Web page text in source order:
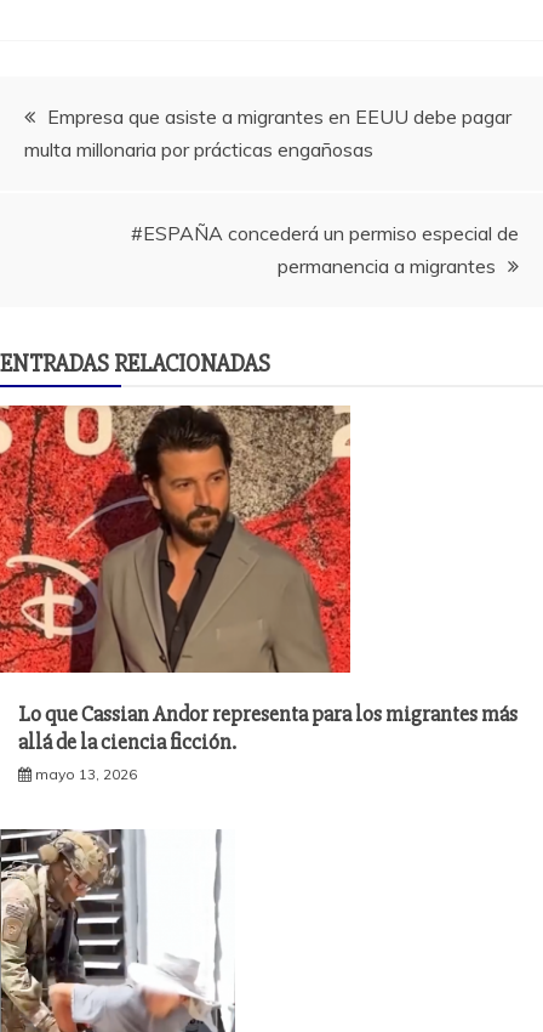
Navegación
de
entradas
Empresa que asiste a migrantes en EEUU debe pagar
multa millonaria por prácticas engañosas
#ESPAÑA concederá un permiso especial de
permanencia a migrantes
ENTRADAS RELACIONADAS
Lo que Cassian Andor representa para los migrantes más
allá de la ciencia ficción.
mayo 13, 2026